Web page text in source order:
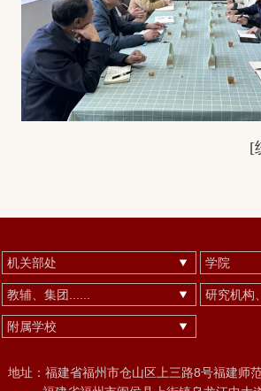
[
机关部处 学院
教辅、集团...... 研究机构
附属学校
地址：福建省福州市仓山区上三路8号福建师